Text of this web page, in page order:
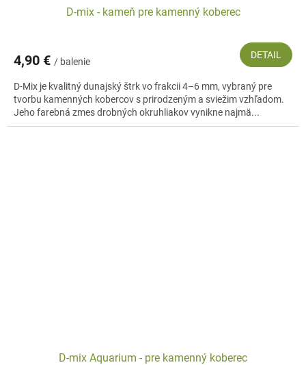
D-mix - kameň pre kamenný koberec
4,90 € / balenie
DETAIL
D-Mix je kvalitný dunajský štrk vo frakcii 4–6 mm, vybraný pre
tvorbu kamenných kobercov s prirodzeným a sviežim vzhľadom.
Jeho farebná zmes drobných okruhliakov vynikne najmä...
D-mix Aquarium - pre kamenný koberec